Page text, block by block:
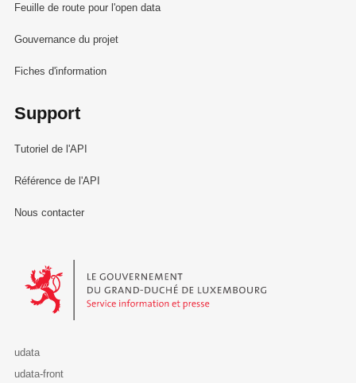
Feuille de route pour l'open data
Gouvernance du projet
Fiches d'information
Support
Tutoriel de l'API
Référence de l'API
Nous contacter
Le Gouvernement du Grand-Duché de Luxembourg - Service
udata
udata-front